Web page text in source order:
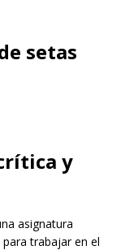
setas
y
asignatura
trabajar en el